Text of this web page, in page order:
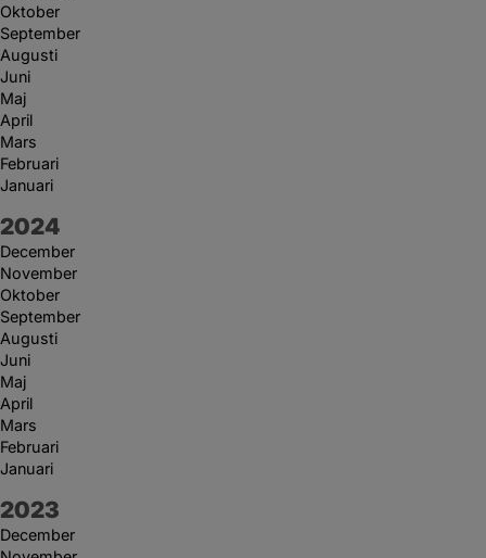
Oktober
September
Augusti
Juni
Maj
April
Mars
Februari
Januari
År:
2024
December
November
Oktober
September
Augusti
Juni
Maj
April
Mars
Februari
Januari
År:
2023
December